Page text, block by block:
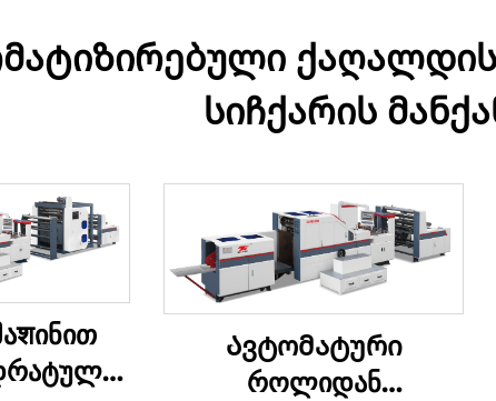
სიჩქარის
Ავტომატური
როლიდან